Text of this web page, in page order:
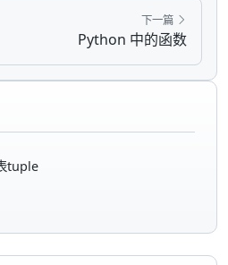
下一篇
Python 中的函数
tuple